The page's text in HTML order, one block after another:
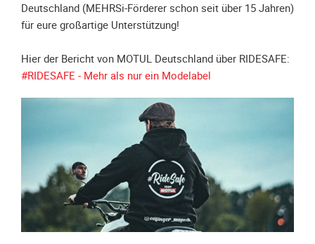
Spendenkonto
Förderer
werden
Fördererdaten
Infokarte
Achte
auf
Deutschland (MEHRSi-Förderer schon seit über 15 Jahren)
für eure großartige Unterstützung!
Hier der Bericht von MOTUL Deutschland über RIDESAFE:
#RIDESAFE - Mehr als nur ein Modelabel